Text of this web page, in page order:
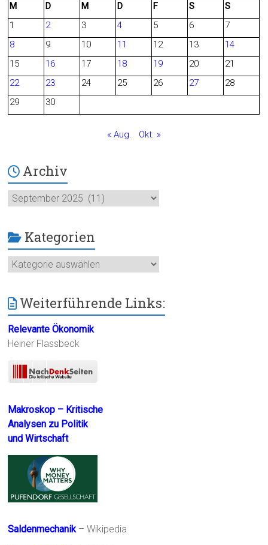
b
o
M
D M D F S
S
1
2 3 4 5 6
7
8
9 10 11 12 13
14
15
16 17 18 19 20
21
22
23 24 25 26 27
28
29
30
« Aug. Okt. »
Archiv
Archiv
Kategorien
Kategorien
Weiterführende Links:
Relevante Ökonomik
Heiner Flassbeck
Makroskop – Kritische
Analysen zu Politik
und Wirtschaft
Saldenmechanik– Wikipedia